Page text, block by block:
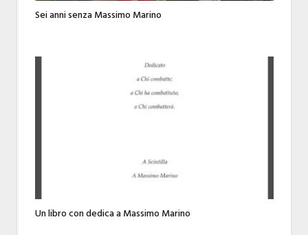
Sei anni senza Massimo Marino
Un libro con dedica a Massimo Marino